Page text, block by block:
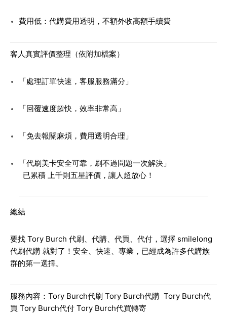
費用低：代購費用透明，不額外收高額手續費
客人真實評價整理（依附加檔案）
「處理訂單快速，客服服務滿分」
「回覆速度超快，效率非常高」
「免去報關麻煩，費用透明合理」
「代刷美卡安全可靠，刷不過問題一次解決」
已累積 上千則五星評價，讓人超放心！
總結
要找 Tory Burch 代刷、代購、代買、代付，選擇 smilelong
代刷代購 就對了！安全、快速、專業，已經成為許多代購族
群的第一選擇。
服務內容：Tory Burch代刷 Tory Burch代購 Tory Burch代
買 Tory Burch代付 Tory Burch代買轉寄